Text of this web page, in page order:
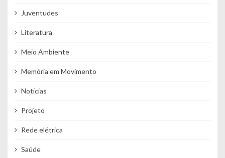
Juventudes
Literatura
Meio Ambiente
Memória em Movimento
Notícias
Projeto
Rede elétrica
Saúde